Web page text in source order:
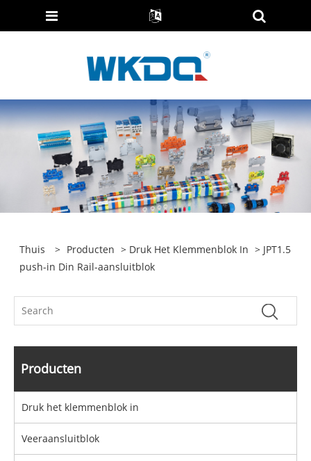
Thuis > Producten > Druk Het Klemmenblok In > JPT1.5
push-in Din Rail-aansluitblok
Producten
Druk het klemmenblok in
Veeraansluitblok